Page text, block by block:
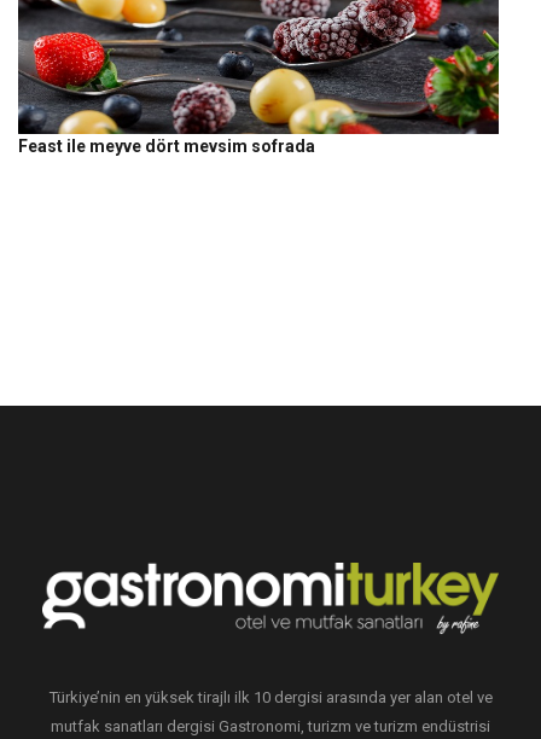
Feast ile meyve dört mevsim sofrada
Türkiye’nin en yüksek tirajlı ilk 10 dergisi arasında yer alan otel ve
mutfak sanatları dergisi Gastronomi, turizm ve turizm endüstrisi